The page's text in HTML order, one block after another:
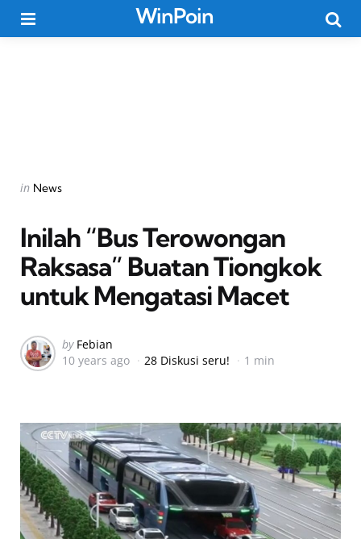
WinPoin
Categories
Posted
in News
Inilah “Bus Terowongan
Raksasa” Buatan Tiongkok
untuk Mengatasi Macet
Posted
by
by Febian
10 years ago
28 Diskusi seru! 1 min